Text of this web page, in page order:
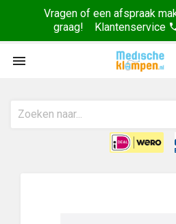
Vragen of een afspraak
graag! Klantenservice
